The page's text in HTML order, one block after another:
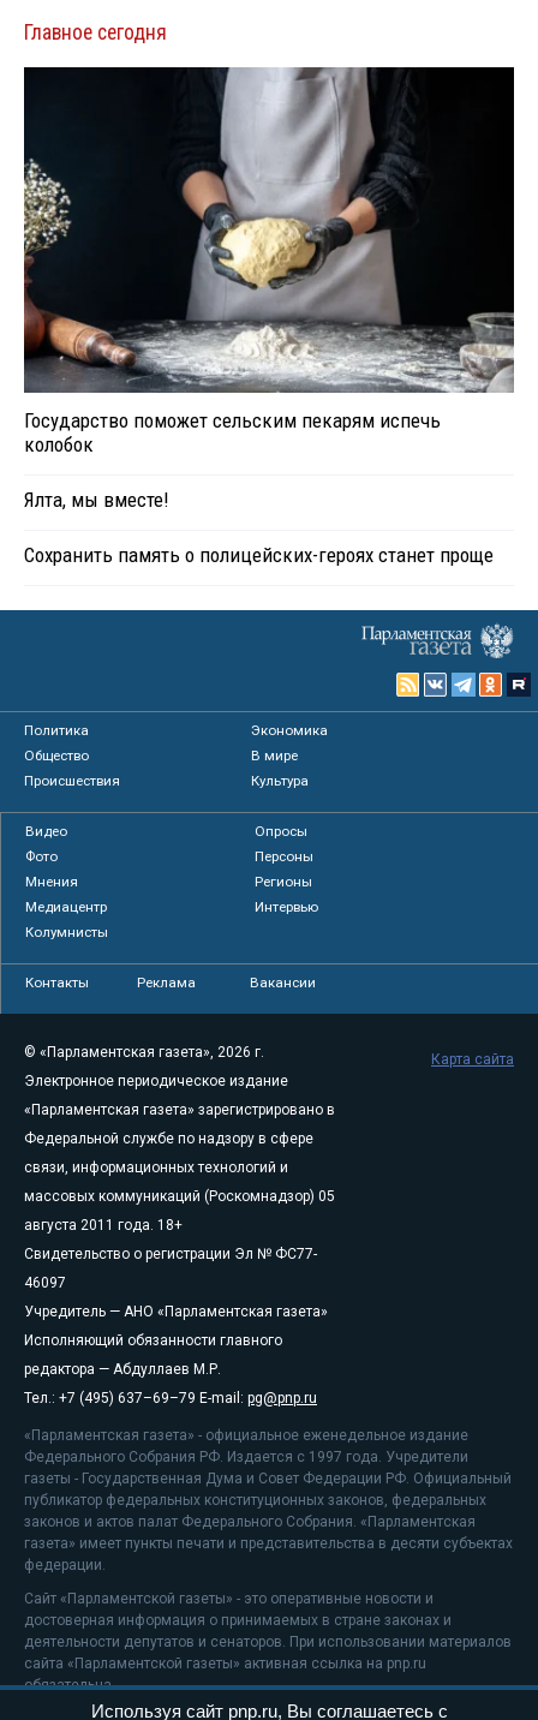
Главное сегодня
Государство поможет сельским пекарям испечь
колобок
Ялта, мы вместе!
Сохранить память о полицейских-героях станет проще
Политика
Экономика
Общество
В мире
Происшествия
Культура
Видео
Опросы
Фото
Персоны
Мнения
Регионы
Медиацентр
Интервью
Колумнисты
Контакты Реклама Вакансии
© «Парламентская газета», 2026 г.
Электронное периодическое издание
«Парламентская газета» зарегистрировано в
Федеральной службе по надзору в сфере
связи, информационных технологий и
массовых коммуникаций (Роскомнадзор) 05
августа 2011 года. 18+
Свидетельство о регистрации Эл № ФС77-
46097
Учредитель — АНО «Парламентская газета»
Исполняющий обязанности главного
редактора — Абдуллаев М.Р.
Тел.: +7 (495) 637–69–79 E-mail: pg@pnp.ru
«Парламентская газета» - официальное еженедельное издание
Федерального Собрания РФ. Издается с 1997 года. Учредители
газеты - Государственная Дума и Совет Федерации РФ. Официальный
публикатор федеральных конституционных законов, федеральных
законов и актов палат Федерального Собрания. «Парламентская
газета» имеет пункты печати и представительства в десяти субъектах
федерации.
Сайт «Парламентской газеты» - это оперативные новости и
достоверная информация о принимаемых в стране законах и
деятельности депутатов и сенаторов. При использовании материалов
сайта «Парламентской газеты» активная ссылка на pnp.ru
обязательна.
Карта сайта
Используя сайт pnp.ru, Вы соглашаетесь с